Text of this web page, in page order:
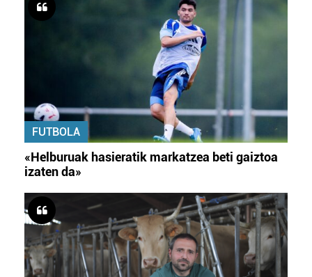
FUTBOLA
«Helburuak hasieratik markatzea beti gaiztoa
izaten da»